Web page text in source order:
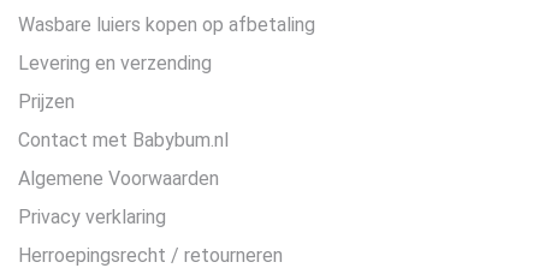
Wasbare luiers kopen op afbetaling
Levering en verzending
Prijzen
Contact met Babybum.nl
Algemene Voorwaarden
Privacy verklaring
Herroepingsrecht / retourneren